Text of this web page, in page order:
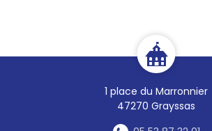
1 place du Marronnier
47270 Grayssas